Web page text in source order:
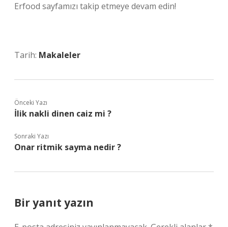
Erfood sayfamızı takip etmeye devam edin!
Tarih: Makaleler
Önceki Yazı
İlik nakli dinen caiz mi ?
Sonraki Yazı
Onar ritmik sayma nedir ?
Bir yanıt yazın